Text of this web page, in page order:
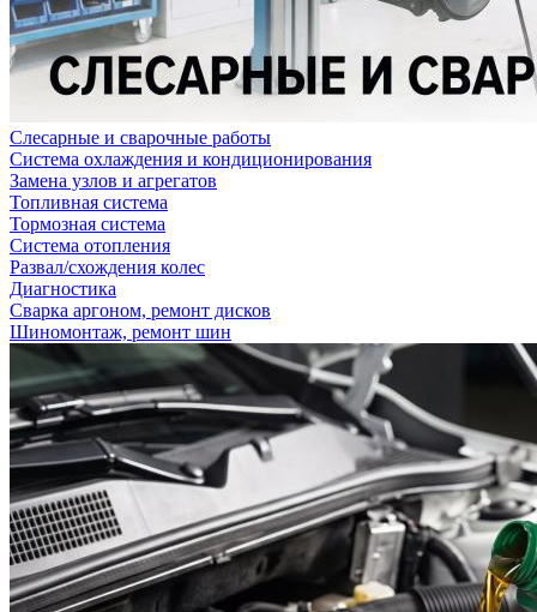
Слесарные и сварочные работы
Система охлаждения и кондиционирования
Замена узлов и агрегатов
Топливная система
Тормозная система
Система отопления
Развал/схождения колес
Диагностика
Сварка аргоном, ремонт дисков
Шиномонтаж, ремонт шин